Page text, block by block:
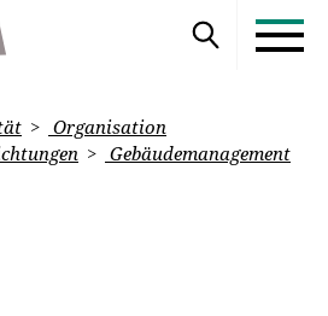
Organisation
Gebäudemanagement